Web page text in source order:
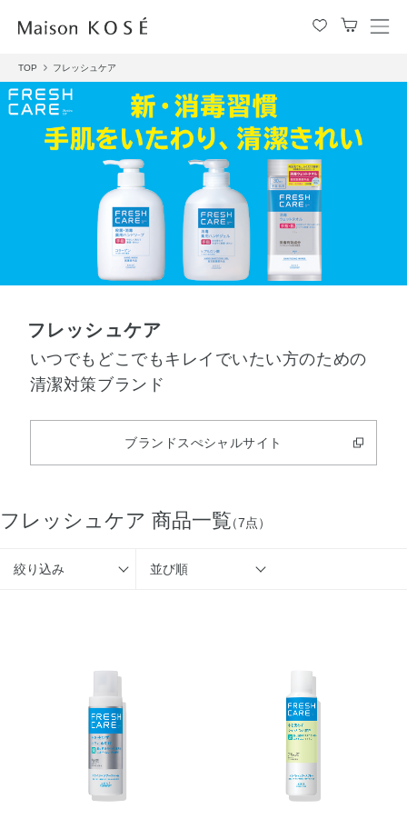
メ
TOP フレッシュケア
フレッシュケア
いつでもどこでもキレイでいたい方のための
清潔対策ブランド
ブランドスぺシャルサイト
フレッシュケア 商品一覧（7点）
絞り込み 並び順